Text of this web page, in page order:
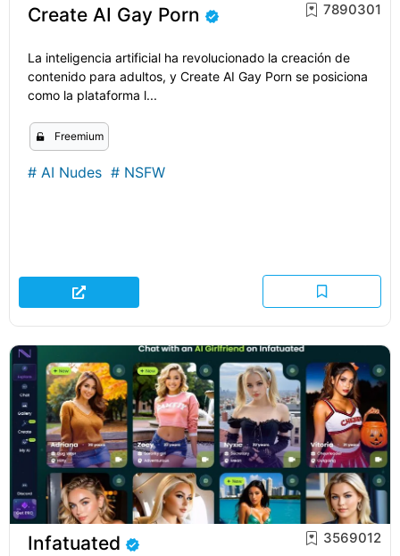
Create AI Gay Porn 7890301
La inteligencia artificial ha revolucionado la creación de
contenido para adultos, y Create AI Gay Porn se posiciona
como la plataforma l...
Freemium
# AI Nudes # NSFW
Infatuated 3569012